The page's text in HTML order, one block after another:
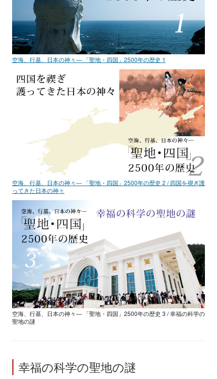
空海、行基、日本の神々― 「聖地・四国」2500年の歴史 1
空海、行基、日本の神々― 「聖地・四国」2500年の歴史 2 / 四国を禊ぎ護
ってきた日本の神々
空海、行基、日本の神々― 「聖地・四国」2500年の歴史 3 / 幸福の科学の
聖地の謎
幸福の科学の聖地の謎